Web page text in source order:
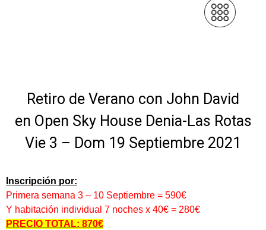
Retiro de Verano con John David
en Open Sky House Denia-Las Rotas
Vie 3 – Dom 19 Septiembre 2021
Inscripción por:
Primera semana 3 – 10 Septiembre = 590€
Y habitación individual 7 noches x 40€ = 280€
PRECIO TOTAL: 870€